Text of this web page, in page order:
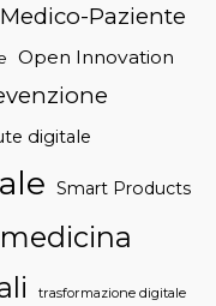
Medico-Paziente
Open Innovation
digitale
Smart Products
trasformazione digitale